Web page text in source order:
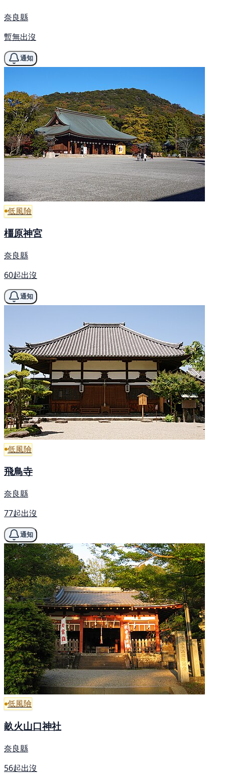
奈良縣
暫無出沒
通知
低風險
橿原神宮
奈良縣
60起出沒
通知
低風險
飛鳥寺
奈良縣
77起出沒
通知
低風險
畝火山口神社
奈良縣
56起出沒